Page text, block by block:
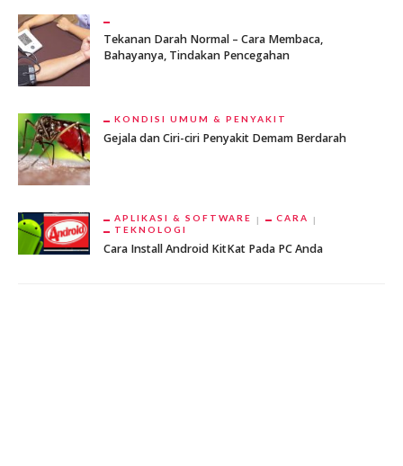
Tekanan Darah Normal – Cara Membaca,
Bahayanya, Tindakan Pencegahan
KONDISI UMUM & PENYAKIT
Gejala dan Ciri-ciri Penyakit Demam Berdarah
APLIKASI & SOFTWARE
CARA
TEKNOLOGI
Cara Install Android KitKat Pada PC Anda